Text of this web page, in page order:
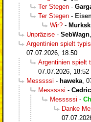
Ter Stegen -
Ter Stegen -
Wir? -
Unpräzise - SebWagn
Argentinien spielt
07.07.2026, 18:50
Argentinien spielt
07.07.2026, 18:52
Messsssi - haweka
Messsssi -
Messsssi -
Danke